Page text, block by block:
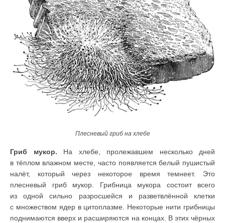
Плесневый гриб на хлебе
Гриб мукор. На хлебе, пролежавшем несколько дней
в тёплом влажном месте, часто появляется белый пушистый
налёт, который через некоторое время темнеет. Это
плесневый гриб мукор. Грибница мукора состоит всего
из одной сильно разросшейся и разветвлённой клетки
с множеством ядер в цитоплазме. Некоторые нити грибницы
поднимаются вверх и расширяются на концах. В этих чёрных